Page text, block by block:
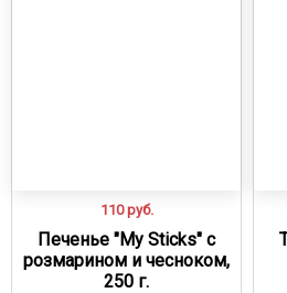
110 руб.
Печенье "My Sticks" с
розмарином и чесноком,
250 г.